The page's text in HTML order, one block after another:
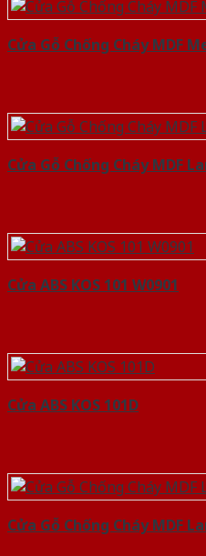
Cửa Gỗ Chống Cháy MDF
Cửa Gỗ Chống Cháy MDF
Cửa ABS KOS 101 W0901
Cửa ABS KOS 101D
Cửa Gỗ Chống Cháy MDF